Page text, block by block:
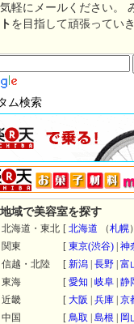
軽にメールください。
を目指して頑張ってい
ム検索
地域で美容室を探す
北海道・東北 [ 北海道 （札幌
関東
[ 東京(渋谷) 神
信越・北陸
[ 新潟 長野 富
東海
[ 愛知 岐阜 静
近畿
[ 大阪 兵庫 京
中国
[ 鳥取 島根
岡